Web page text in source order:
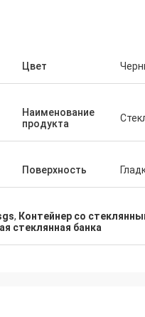
Цвет
Наименование
продукта
Поверхность
, Контейнер со
стеклянная банка